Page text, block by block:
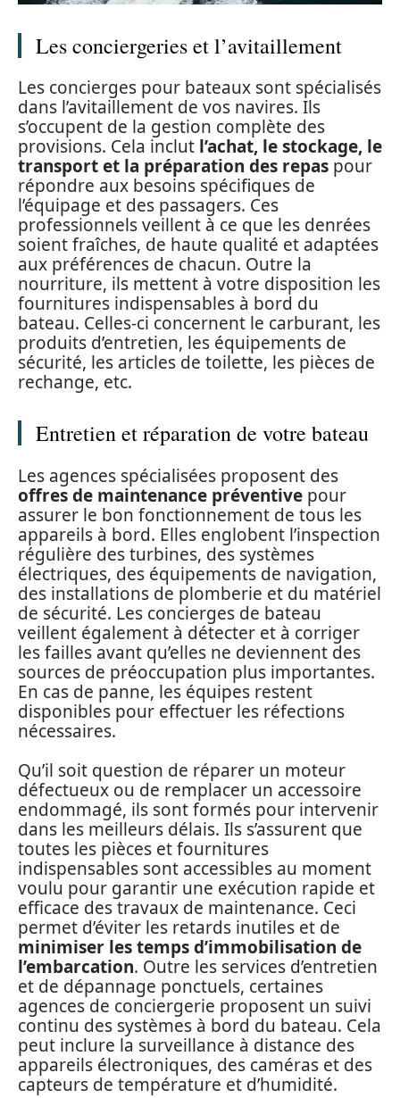
Les conciergeries et l’avitaillement
Les concierges pour bateaux sont spécialisés
dans l’avitaillement de vos navires. Ils
s’occupent de la gestion complète des
provisions. Cela inclut l’achat, le stockage, le
transport et la préparation des repas pour
répondre aux besoins spécifiques de
l’équipage et des passagers. Ces
professionnels veillent à ce que les denrées
soient fraîches, de haute qualité et adaptées
aux préférences de chacun. Outre la
nourriture, ils mettent à votre disposition les
fournitures indispensables à bord du
bateau. Celles-ci concernent le carburant, les
produits d’entretien, les équipements de
sécurité, les articles de toilette, les pièces de
rechange, etc.
Entretien et réparation de votre bateau
Les agences spécialisées proposent des
offres de maintenance préventive pour
assurer le bon fonctionnement de tous les
appareils à bord. Elles englobent l’inspection
régulière des turbines, des systèmes
électriques, des équipements de navigation,
des installations de plomberie et du matériel
de sécurité. Les concierges de bateau
veillent également à détecter et à corriger
les failles avant qu’elles ne deviennent des
sources de préoccupation plus importantes.
En cas de panne, les équipes restent
disponibles pour effectuer les réfections
nécessaires.
Qu’il soit question de réparer un moteur
défectueux ou de remplacer un accessoire
endommagé, ils sont formés pour intervenir
dans les meilleurs délais. Ils s’assurent que
toutes les pièces et fournitures
indispensables sont accessibles au moment
voulu pour garantir une exécution rapide et
efficace des travaux de maintenance. Ceci
permet d’éviter les retards inutiles et de
minimiser les temps d’immobilisation de
l’embarcation. Outre les services d’entretien
et de dépannage ponctuels, certaines
agences de conciergerie proposent un suivi
continu des systèmes à bord du bateau. Cela
peut inclure la surveillance à distance des
appareils électroniques, des caméras et des
capteurs de température et d’humidité.